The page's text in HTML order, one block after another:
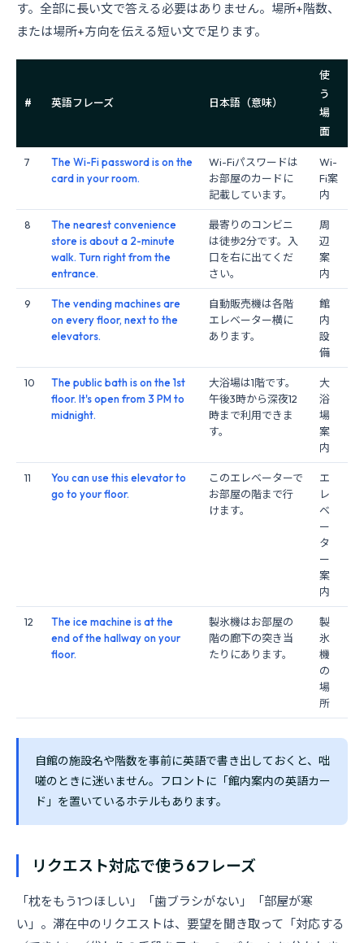
す。全部に長い文で答える必要はありません。場所+階数、
または場所+方向を伝える短い文で足ります。
# 英語フレーズ 日本語（意味）
使
う
場
面
7
The Wi-Fi password is on the
card in your room.
Wi-Fiパスワードは
お部屋のカードに
記載しています。
Wi-
Fi案
内
8
The nearest convenience
store is about a 2-minute
walk. Turn right from the
entrance.
最寄りのコンビニ
は徒歩2分です。入
口を右に出てくだ
さい。
周
辺
案
内
9
The vending machines are
on every floor, next to the
elevators.
自動販売機は各階
エレベーター横に
あります。
館
内
設
備
10
The public bath is on the 1st
floor. It's open from 3 PM to
midnight.
大浴場は1階です。
午後3時から深夜12
時まで利用できま
す。
大
浴
場
案
内
11
You can use this elevator to
go to your floor.
このエレベーターで
お部屋の階まで行
けます。
エ
レ
ベ
ー
タ
ー
案
内
12
The ice machine is at the
end of the hallway on your
floor.
製氷機はお部屋の
階の廊下の突き当
たりにあります。
製
氷
機
の
場
所
自館の施設名や階数を事前に英語で書き出しておくと、咄
嗟のときに迷いません。フロントに「館内案内の英語カー
ド」を置いているホテルもあります。
リクエスト対応で使う6フレーズ
「枕をもう1つほしい」「歯ブラシがない」「部屋が寒
い」。滞在中のリクエストは、要望を聞き取って「対応する